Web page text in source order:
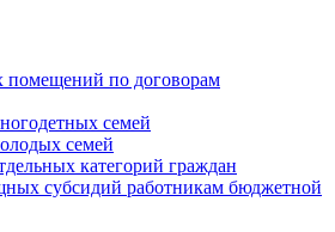
помещений по договорам
семей
семей
категорий граждан
субсидий работникам бюджетной